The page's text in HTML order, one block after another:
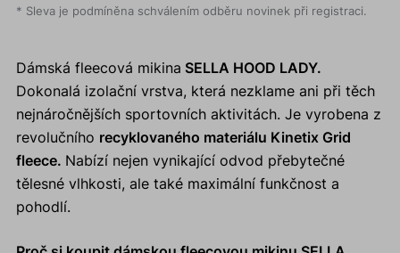
* Sleva je podmíněna schválením odběru novinek při registraci.
Dámská fleecová mikina SELLA HOOD LADY.
Dokonalá izolační vrstva, která nezklame ani při těch
nejnáročnějších sportovních aktivitách. Je vyrobena z
revolučního recyklovaného materiálu Kinetix Grid
fleece. Nabízí nejen vynikající odvod přebytečné
tělesné vlhkosti, ale také maximální funkčnost a
pohodlí.